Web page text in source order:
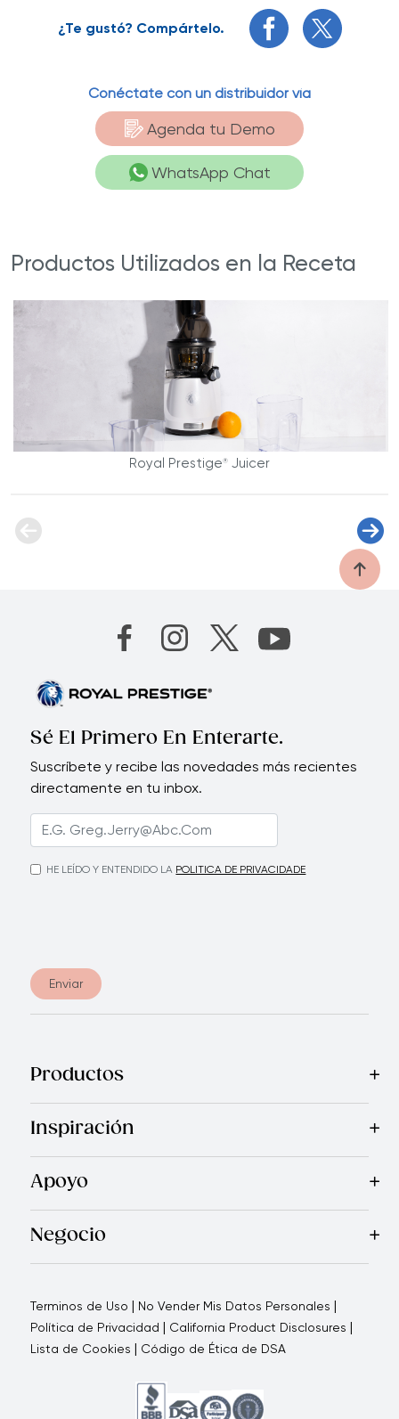
¿Te gustó? Compártelo.
Conéctate con un distribuidor vía
Agenda tu Demo
WhatsApp Chat
Productos Utilizados en la Receta
Royal Prestige® Juicer
Sé El Primero En Enterarte.
Suscríbete y recibe las novedades más recientes
directamente en tu inbox.
HE LEÍDO Y ENTENDIDO LA POLITICA DE PRIVACIDADE
Enviar
Productos
Mas VendidosCocinaCuchillosVajillasElectrodomésticos
Inspiración
RecetasBlogRoyal TVRevista Royal PrestigePrograma
Apoyo
ContáctanosQuienes SomosGarantía Royal Prestige
Negocio
Por qué elegirnosCómo te apoyamosBlogs -
Terminos de Uso | No Vender Mis Datos Personales |
Política de Privacidad | California Product Disclosures |
Lista de Cookies | Código de Ética de DSA